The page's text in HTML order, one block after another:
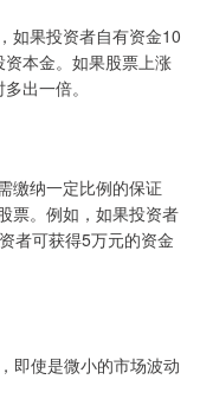
如果投资者自有资金10
本金。如果股票上涨
出一倍。
缴纳一定比例的保证
票。例如，如果投资者
者可获得5万元的资金
即使是微小的市场波动